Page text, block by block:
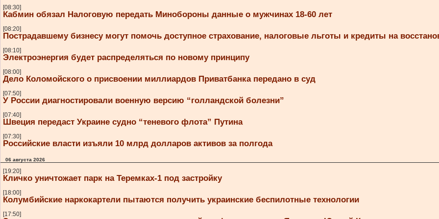
[08:30]
Кабмин обязал Налоговую передать Минобороны данные о мужчинах 18-60 лет
[08:20]
Пострадавшему бизнесу могут помочь доступное страхование, налоговые льготы и кредиты на
[08:10]
Электроэнергия будет распределяться по новому принципу
[08:00]
Дело Коломойского о присвоении миллиардов Приватбанка передано в суд
[07:50]
У России диагностировали военную версию “голландской болезни”
[07:40]
Швеция передаст Украине судно “теневого флота” Путина
[07:30]
Российские власти изъяли 10 млрд долларов активов за полгода
06 августа 2026
[19:20]
Кличко уничтожает парк на Теремках-1 под застройку
[18:00]
Колумбийские наркокартели пытаются получить украинские беспилотные технологии
[17:50]